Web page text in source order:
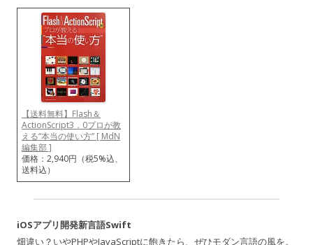
【送料無料】Flash＆
ActionScript3．0プロが教
える“本当の使い方” [ MdN
編集部 ]
価格：2,940円（税5%込、
送料込）
iOSアプリ開発新言語Swift
畑違い？いやPHPやJavaScriptに飽きたら、ぜひモダン言語の風を。